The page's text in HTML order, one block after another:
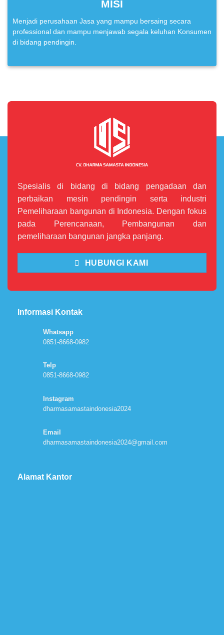
MISI
Menjadi perusahaan Jasa yang mampu bersaing secara
professional dan mampu menjawab segala keluhan Konsumen
di bidang pendingin.
Spesialis di bidang di bidang pengadaan dan
perbaikan mesin pendingin serta industri
Pemeliharaan bangunan di Indonesia. Dengan fokus
pada Perencanaan, Pembangunan dan
pemeliharaan bangunan jangka panjang.
HUBUNGI KAMI
Informasi Kontak
Whatsapp
0851-8668-0982
Telp
0851-8668-0982
Instagram
dharmasamastaindonesia2024
Email
dharmasamastaindonesia2024@gmail.com
Alamat Kantor